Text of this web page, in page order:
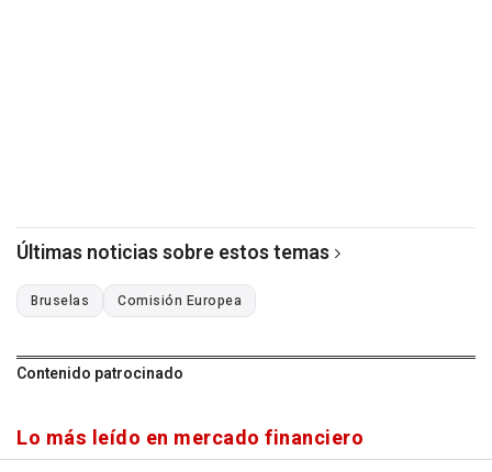
Últimas noticias sobre estos temas
Bruselas Comisión Europea
Contenido patrocinado
Lo más leído en mercado financiero